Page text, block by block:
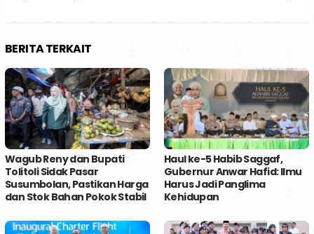
BERITA TERKAIT
Wagub Reny dan Bupati
Tolitoli Sidak Pasar
Susumbolan, Pastikan Harga
dan Stok Bahan Pokok Stabil
Haul ke-5 Habib Saggaf,
Gubernur Anwar Hafid: Ilmu
Harus Jadi Panglima
Kehidupan